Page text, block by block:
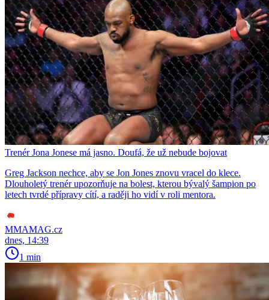
Trenér Jona Jonese má jasno. Doufá, že už nebude bojovat
Greg Jackson nechce, aby se Jon Jones znovu vracel do klece.
Dlouholetý trenér upozorňuje na bolest, kterou bývalý šampion po
letech tvrdé přípravy cítí, a raději ho vidí v roli mentora.
MMAMAG.cz
dnes, 14:39
1 min